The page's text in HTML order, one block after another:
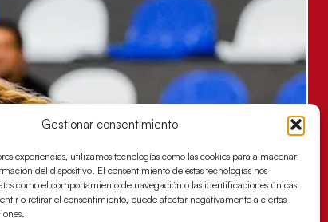
Gestionar consentimiento
experiencias, utilizamos tecnologías como las cookies para almacenar
del dispositivo. El consentimiento de estas tecnologías nos
como el comportamiento de navegación o las identificaciones únicas
o retirar el consentimiento, puede afectar negativamente a ciertas